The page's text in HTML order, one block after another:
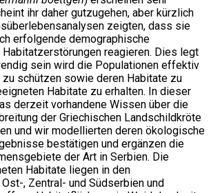
ihr daher gutzugehen, aber kürzlich
zeigten, dass sie
erfolgende demographische
Habitatzerstörungen reagieren. Dies legt
sein wird die Populationen effektiv
zu schützen sowie deren Habitate zu
Habitate zu erhalten. In dieser
derzeit vorhandene Wissen über die
der Griechischen Landschildkröte
und wir modellierten deren ökologische
bestätigen und ergänzen die
der Art in Serbien. Die
Habitate liegen in den
, Zentral- und Südserbien und